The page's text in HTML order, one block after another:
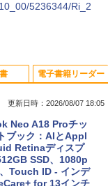
5236344/Ri_2
更新日時：2026/08/07 18:05
Neo A18 Proチッ
ブック：AIとAppl
Retinaディスプ
SSD、1080p
Touch ID - インデ
for 13インチ
電子書籍リーダー